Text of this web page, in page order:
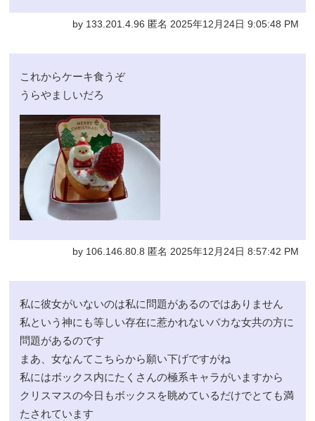
by 133.201.4.96 匿名 2025年12月24日 9:05:48 PM
これからケーキ食うぞ
うらやましいだろ
by 106.146.80.8 匿名 2025年12月24日 8:57:42 PM
私に彼女がいないのは私に問題があるのではありません
私という神にも等しい存在に惹かれないバカな女共の方に
問題があるのです
まあ、女なんてこちらから願い下げですがね
私にはボックス内にたくさんの極系キャラがいますから
クリスマスの今日もボックスを眺めているだけでとても満
たされています